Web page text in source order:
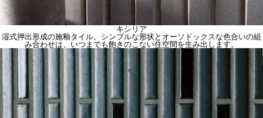
キシリア
湿式押出形成の施釉タイル。シンプルな形状とオーソドックスな色合いの組
み合わせは、いつまでも飽きのこない住空間を生み出します。